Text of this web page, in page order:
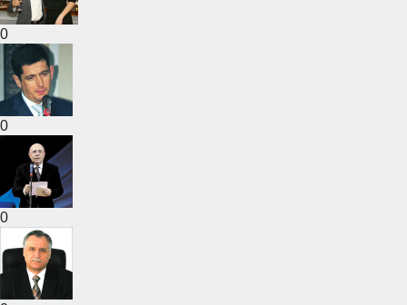
0
0
0